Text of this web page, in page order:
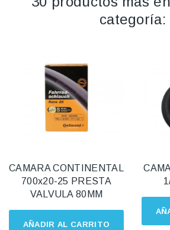
categoría:
AÑADIR AL CARRITO
CAMARA CONTINENTAL
700x20-25 PRESTA
VALVULA 80MM